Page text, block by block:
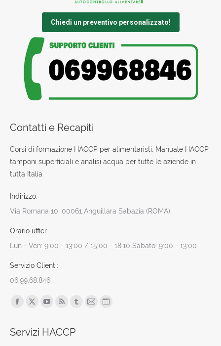
Chiedi un preventivo personalizzato!
Contatti e Recapiti
Corsi di formazione HACCP per alimentaristi, Manuale HACCP
tamponi superficiali e analisi acqua per tutte le aziende in
tutta Italia.
Indirizzo:
Via Romana 10, 00061 Anguillara Sabazia (ROMA)
Orario uffici:
Lun - Ven: 9:00 - 13:00 / 15:00 - 18:10 Sabato: 9:00 - 13:00
Servizio Clienti:
06.99.68.846
Find us on:
Facebook
opens
X
opensopensopens
TumblrMailSito
Servizi HACCP